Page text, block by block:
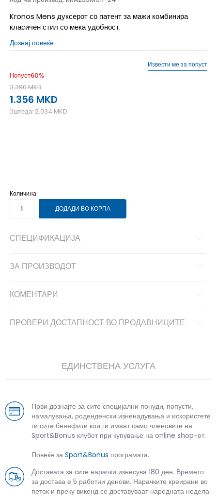
Kronos Mens дуксерот со патент за мажи комбинира
класичен стил со мека удобност.
Дознај повеќе
Попуст60%
3.390MKD
1.356 MKD
Зштеда: 2.034 MKD
Извести ме за попуст
Количина:
ДОДАДИ ВО КОРПА
СПЕЦИФИКАЦИЈА
ЗА ПРОИЗВОДОТ
КОМЕНТАРИ
ПРОВЕРИ ДОСТАПНОСТ ВО ПРОДАВНИЦИТЕ
ЕДИНСТВЕНА УСЛУГА
Први дознајте за сите специјални понуди, попусти,
намалувања, роденденски изненадувања и искористете
ги сите бенефити кои ги имаат само членовите на
Sport&Bonus клубот при купување на online shop-от.
Повеќе за Sport&Bonus програмата.
Доставата за сите нарачки изнесува 180 ден. Времето
за достава е 5 работни денови. Нарачките креирани во
петок и преку викенд се доставуваат наредната недела.